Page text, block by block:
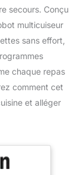
secours. Conçu
multicuiseur
sans effort,
chaque repas
comment cet
et alléger